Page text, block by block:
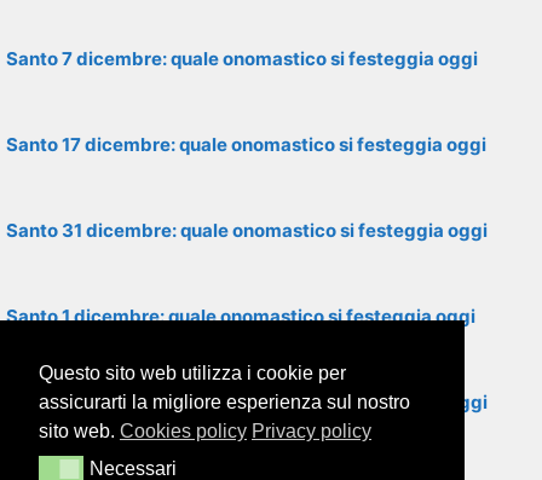
Santo 7 dicembre: quale onomastico si festeggia oggi
Santo 17 dicembre: quale onomastico si festeggia oggi
Santo 31 dicembre: quale onomastico si festeggia oggi
Santo 1 dicembre: quale onomastico si festeggia oggi
Santo 15 dicembre: quale onomastico si festeggia oggi
Questo sito web utilizza i cookie per
assicurarti la migliore esperienza sul nostro
sito web. Cookies policy Privacy policy
NecessariNecessari